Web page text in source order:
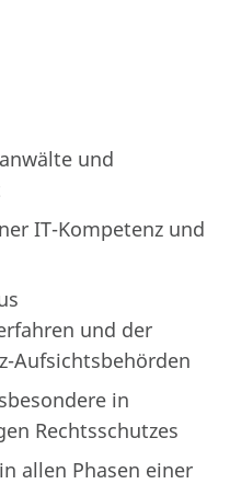
und
IT-Kompetenz und
und der
Aufsichtsbehörden
in
Rechtsschutzes
allen Phasen einer